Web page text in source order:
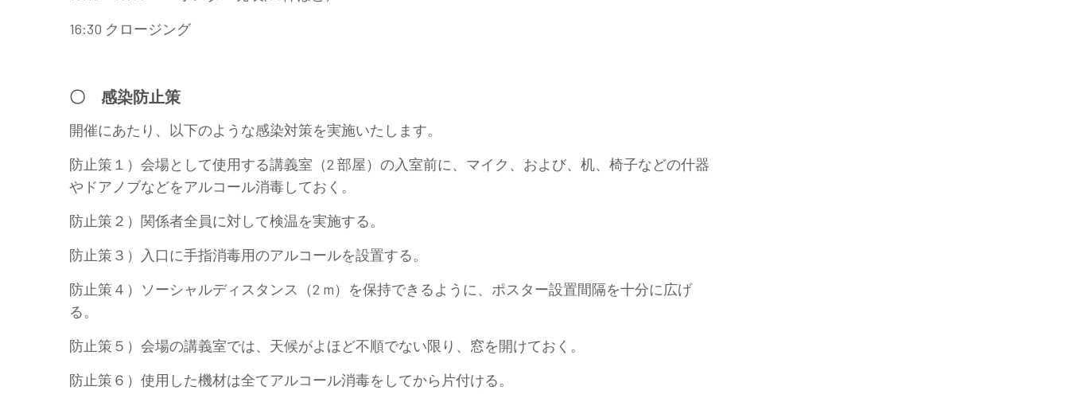
16:30 クロージング
〇 感染防止策
開催にあたり、以下のような感染対策を実施いたします。
防止策１）会場として使用する講義室（2 部屋）の入室前に、マイク、および、机、椅子などの什器
やドアノブなどをアルコール消毒しておく。
防止策２）関係者全員に対して検温を実施する。
防止策３）入口に手指消毒用のアルコールを設置する。
防止策４）ソーシャルディスタンス（2 m）を保持できるように、ポスター設置間隔を十分に広げ
る。
防止策５）会場の講義室では、天候がよほど不順でない限り、窓を開けておく。
防止策６）使用した機材は全てアルコール消毒をしてから片付ける。